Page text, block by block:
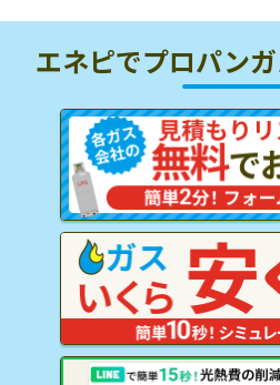
エネピでプロパン